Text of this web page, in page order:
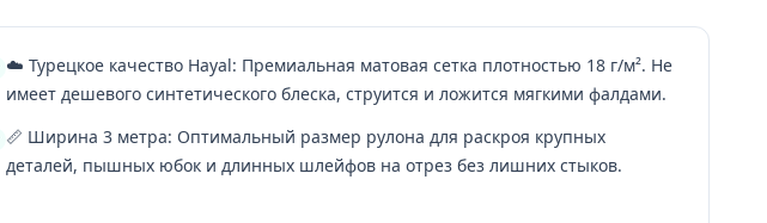
☁️ Турецкое качество Hayal: Премиальная матовая сетка плотностью 18 г/м². Не
имеет дешевого синтетического блеска, струится и ложится мягкими фалдами.
📏 Ширина 3 метра: Оптимальный размер рулона для раскроя крупных
деталей, пышных юбок и длинных шлейфов на отрез без лишних стыков.